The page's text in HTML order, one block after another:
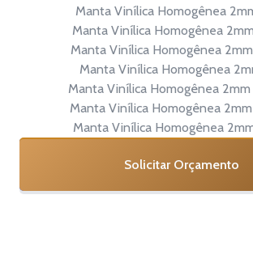
Manta Vinílica Homogênea
Manta Vinílica Homogênea
Manta Vinílica Homogênea
Manta Vinílica Homogênea
Manta Vinílica Homogênea 2mm
Manta Vinílica Homogênea
Manta Vinílica Homogênea
Solicitar Orçamento